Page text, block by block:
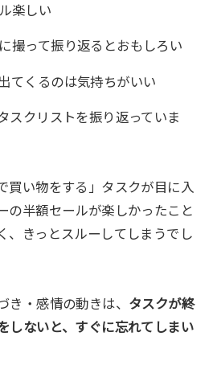
楽しい
撮って振り返るとおもしろい
てくるのは気持ちがいい
スクリストを振り返っていま
買い物をする」タスクが目に入
の半額セールが楽しかったこと
、きっとスルーしてしまうでし
き・感情の動きは、 タスクが終
しないと、すぐに忘れてしまい